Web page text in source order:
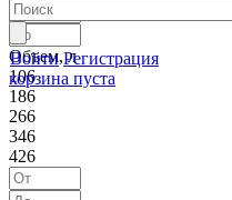
Войти Регистрация
корзина пуста
Объем, л
106
186
266
346
426